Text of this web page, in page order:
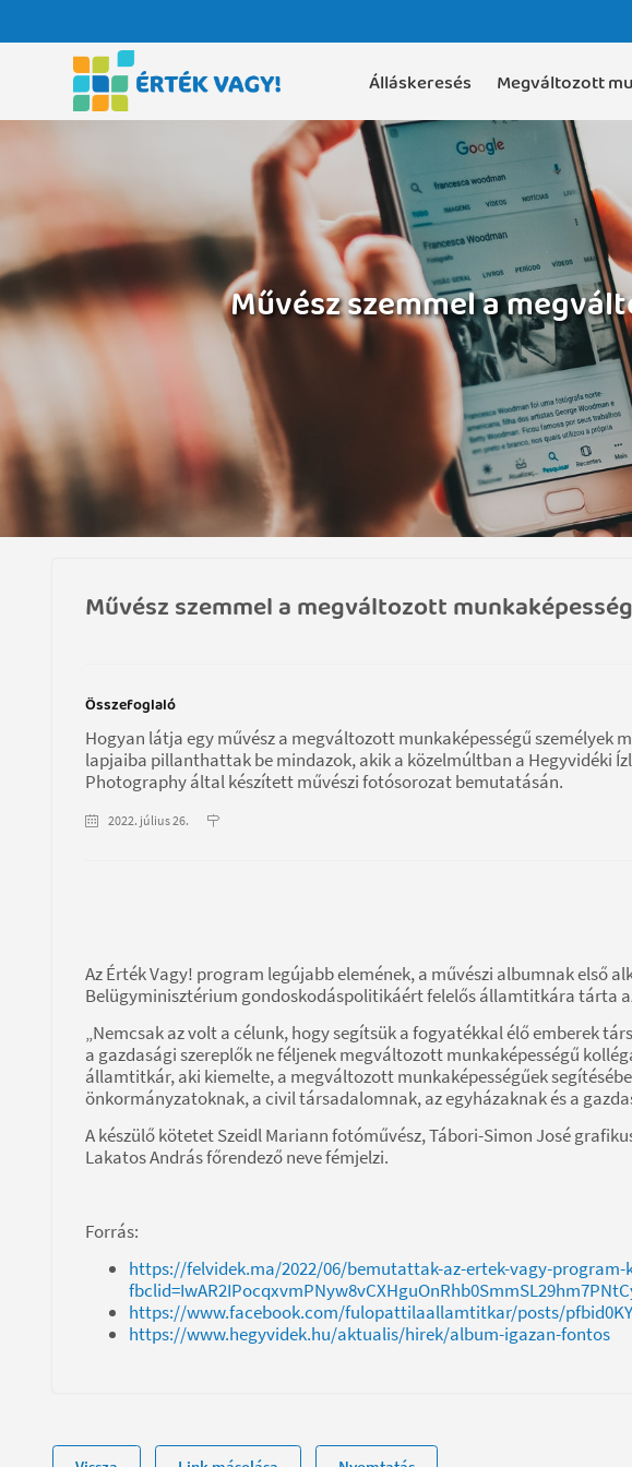
Álláskeresés Megváltozott
Művész szemmel a
Művész szemmel a megváltozott
Összefoglaló
Hogyan látja egy művész a megváltozott munkaképességű személyek
lapjaiba pillanthattak be mindazok, akik a közelmúltban a Hegyvidéki
Photography által készített művészi fotósorozat bemutatásán.
2022. július 26.
Az Érték Vagy! program legújabb elemének, a művészi albumnak első
Belügyminisztérium gondoskodáspolitikáért felelős államtitkára tárta
„Nemcsak az volt a célunk, hogy segítsük a fogyatékkal élő emberek
a gazdasági szereplők ne féljenek megváltozott munkaképességű
államtitkár, aki kiemelte, a megváltozott munkaképességűek
önkormányzatoknak, a civil társadalomnak, az egyházaknak és a
A készülő kötetet Szeidl Mariann fotóművész, Tábori-Simon José
Lakatos András főrendező neve fémjelzi.
Forrás:
https://felvidek.ma/2022/06/bemutattak-az-ertek-vagy-program-
https://www.facebook.com/fulopattilaallamtitkar/posts/
https://www.hegyvidek.hu/aktualis/hirek/album-igazan-fontos